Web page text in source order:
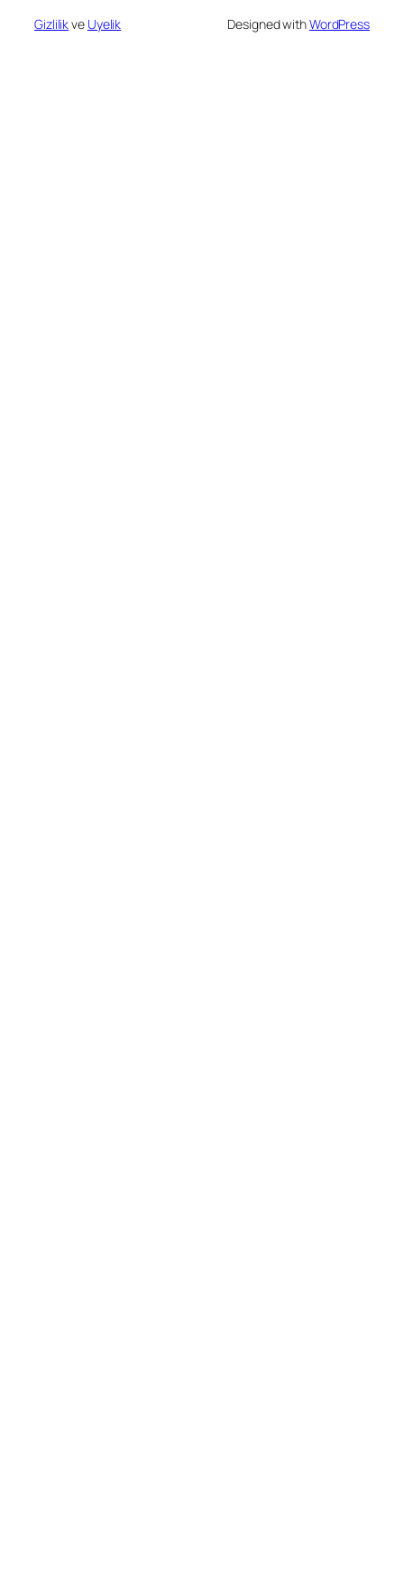
Gizlilikve Uyelik Designed withWordPress